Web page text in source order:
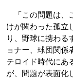
「この問題は、
けが関わった孤立
り、野球に携わる
ョナー、球団関係
テロイド時代にあ
が、問題が表面化